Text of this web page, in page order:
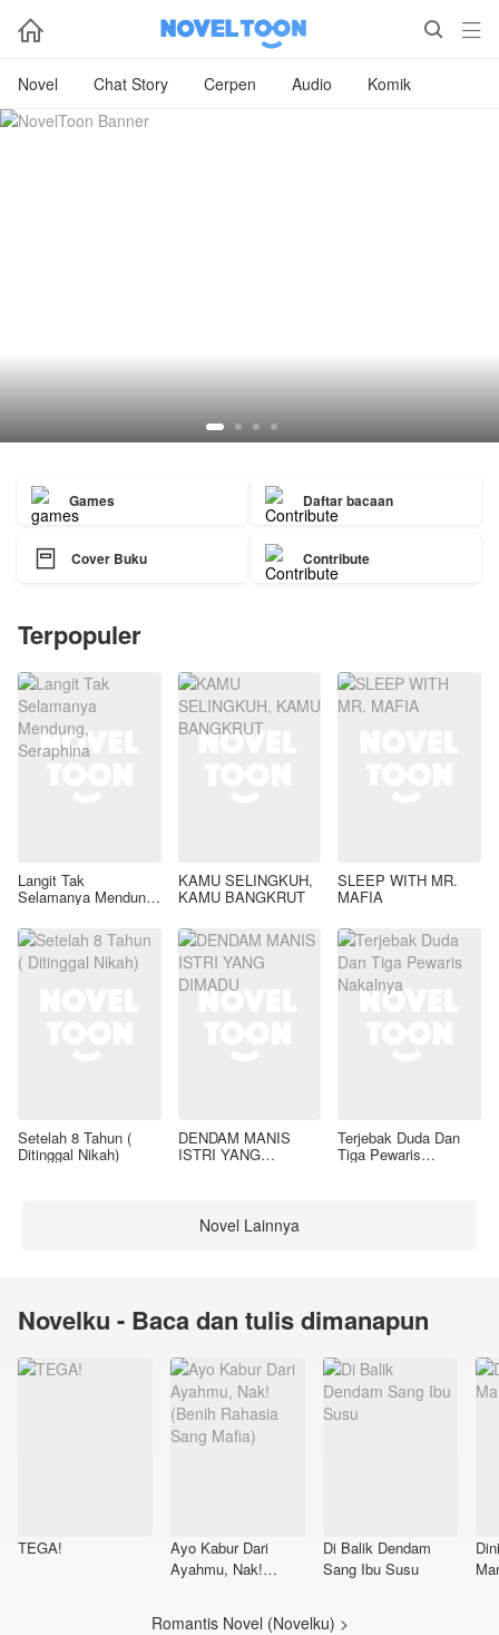
  
Novel Chat Story Cerpen Audio Komik
Games Daftar bacaan
 Cover Buku Contribute
Terpopuler
Langit Tak
Selamanya Mendung,
KAMU SELINGKUH,
KAMU BANGKRUT
SLEEP WITH MR.
MAFIA
Setelah 8 Tahun (
Ditinggal Nikah)
DENDAM MANIS
ISTRI YANG
Terjebak Duda Dan
Tiga Pewaris
Novel Lainnya
Novelku - Baca dan tulis dimanapun
TEGA!
Ayo Kabur Dari
Ayahmu, Nak!
Di Balik Dendam
Sang Ibu Susu
Romantis Novel (Novelku) >